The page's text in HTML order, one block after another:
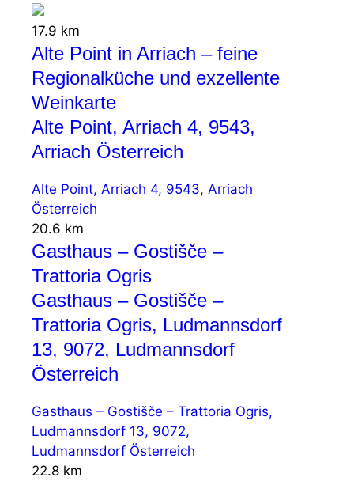
17.9 km
Alte Point in Arriach – feine
Regionalküche und exzellente
Weinkarte
Alte Point, Arriach 4, 9543,
Arriach Österreich
Alte Point, Arriach 4, 9543, Arriach
Österreich
20.6 km
Gasthaus – Gostišče –
Trattoria Ogris
Gasthaus – Gostišče –
Trattoria Ogris, Ludmannsdorf
13, 9072, Ludmannsdorf
Österreich
Gasthaus – Gostišče – Trattoria Ogris,
Ludmannsdorf 13, 9072,
Ludmannsdorf Österreich
22.8 km